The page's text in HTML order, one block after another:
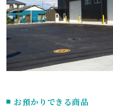
お預かりできる商品